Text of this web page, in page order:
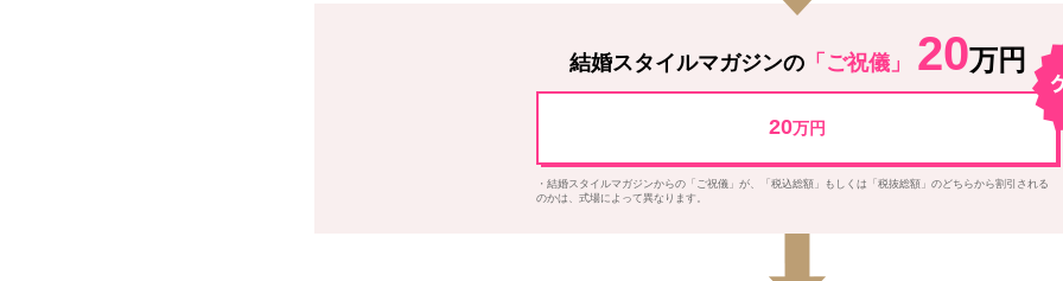
結婚スタイルマガジンの「ご祝儀」 20万円
20万円
結婚スタイルマガジンからの「ご祝儀」が、「税込総額」もしくは「税抜総額」のどちらから割引される
のかは、式場によって異なります。